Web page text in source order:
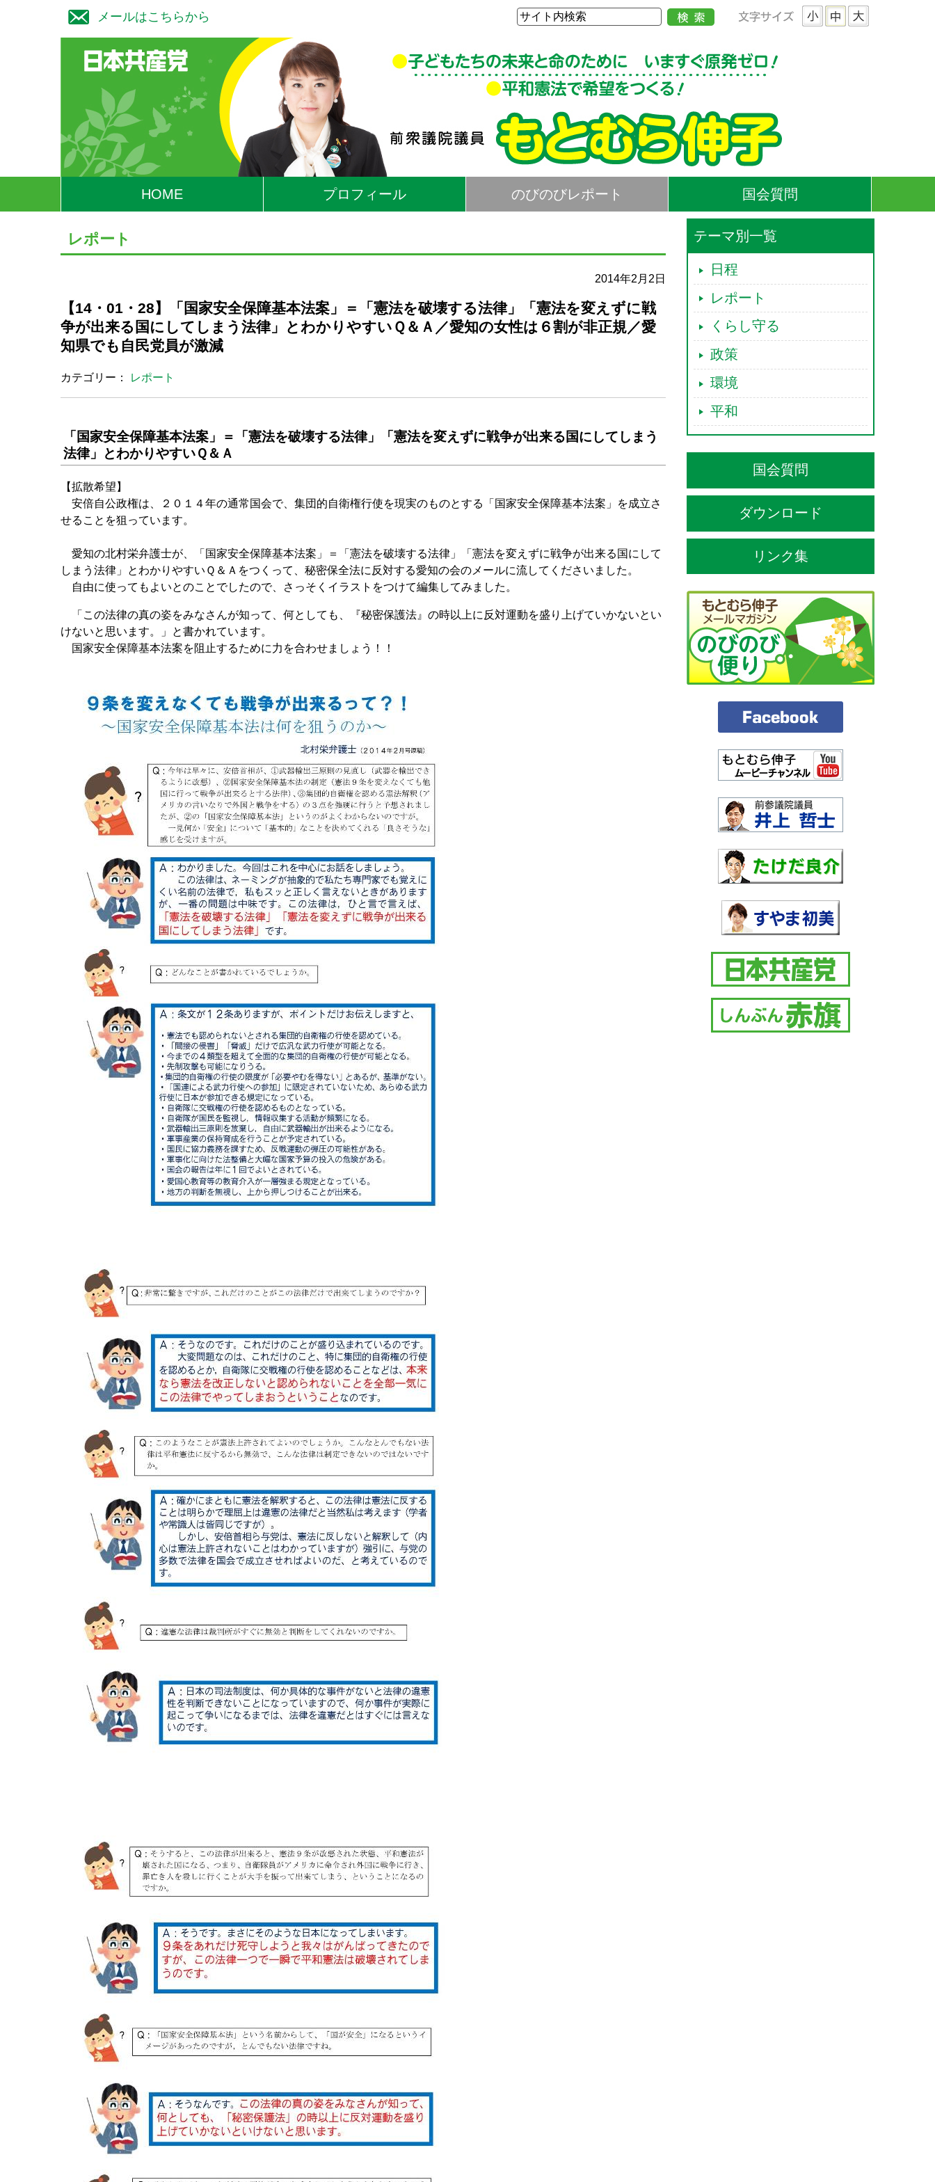
メールはこちらから
HOME プロフィール のびのびレポート 国会質問
レポート
2014年2月2日
【14・01・28】「国家安全保障基本法案」＝「憲法を破壊する法律」「憲法を変えずに戦
争が出来る国にしてしまう法律」とわかりやすいＱ＆Ａ／愛知の女性は６割が非正規／愛
知県でも自民党員が激減
カテゴリー： レポート
「国家安全保障基本法案」＝「憲法を破壊する法律」「憲法を変えずに戦争が出来る国にしてしまう
法律」とわかりやすいＱ＆Ａ
【拡散希望】
安倍自公政権は、２０１４年の通常国会で、集団的自衛権行使を現実のものとする「国家安全保障基本法案」を成立さ
せることを狙っています。
愛知の北村栄弁護士が、「国家安全保障基本法案」＝「憲法を破壊する法律」「憲法を変えずに戦争が出来る国にして
しまう法律」とわかりやすいＱ＆Ａをつくって、秘密保全法に反対する愛知の会のメールに流してくださいました。
自由に使ってもよいとのことでしたので、さっそくイラストをつけて編集してみました。
「この法律の真の姿をみなさんが知って、何としても、『秘密保護法』の時以上に反対運動を盛り上げていかないとい
けないと思います。」と書かれています。
国家安全保障基本法案を阻止するために力を合わせましょう！！
テーマ別一覧
日程
レポート
くらし守る
政策
環境
平和
国会質問
ダウンロード
リンク集